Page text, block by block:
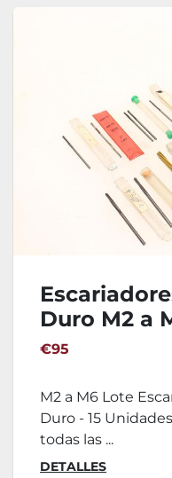
Duro M2 a
€95
M2 a M6 Lote
Duro - 15
todas las ...
DETALLES